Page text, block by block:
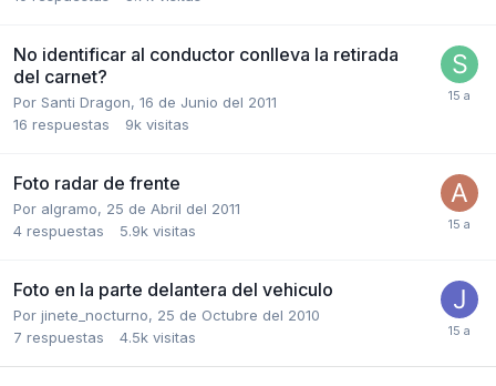
No identificar al conductor conlleva la retirada
del carnet?
Por Santi Dragon, 16 de Junio del 2011
16 respuestas 9k visitas
Foto radar de frente
Por algramo, 25 de Abril del 2011
4 respuestas 5.9k visitas
Foto en la parte delantera del vehiculo
Por jinete_nocturno, 25 de Octubre del 2010
7 respuestas 4.5k visitas